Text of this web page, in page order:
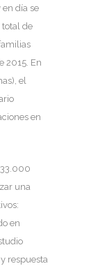
en día se
total de
2015. En
el
en
una
en
respuesta